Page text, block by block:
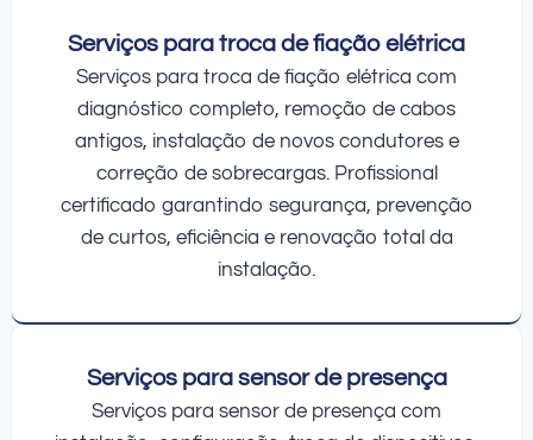
Serviços para troca de fiação elétrica
Serviços para troca de fiação elétrica com
diagnóstico completo, remoção de cabos
antigos, instalação de novos condutores e
correção de sobrecargas. Profissional
certificado garantindo segurança, prevenção
de curtos, eficiência e renovação total da
instalação.
Serviços para sensor de presença
Serviços para sensor de presença com